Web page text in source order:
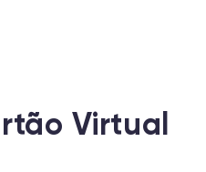
Virtual